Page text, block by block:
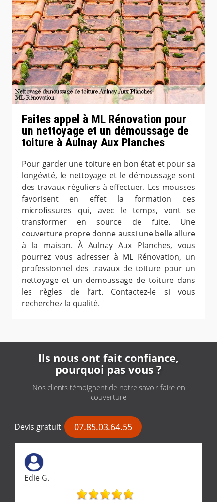
Faites appel à ML Rénovation pour
un nettoyage et un démoussage de
toiture à Aulnay Aux Planches
Pour garder une toiture en bon état et pour sa
longévité, le nettoyage et le démoussage sont
des travaux réguliers à effectuer. Les mousses
favorisent en effet la formation des
microfissures qui, avec le temps, vont se
transformer en source de fuite. Une
couverture propre donne aussi une belle allure
à la maison. À Aulnay Aux Planches, vous
pourrez vous adresser à ML Rénovation, un
professionnel des travaux de toiture pour un
nettoyage et un démoussage de toiture dans
les règles de l’art. Contactez-le si vous
recherchez la qualité.
Ils nous ont fait confiance,
pourquoi pas vous ?
Nos clients témoignent de notre savoir faire en
couverture
Devis gratuit: 07.85.03.64.55
Edie G.